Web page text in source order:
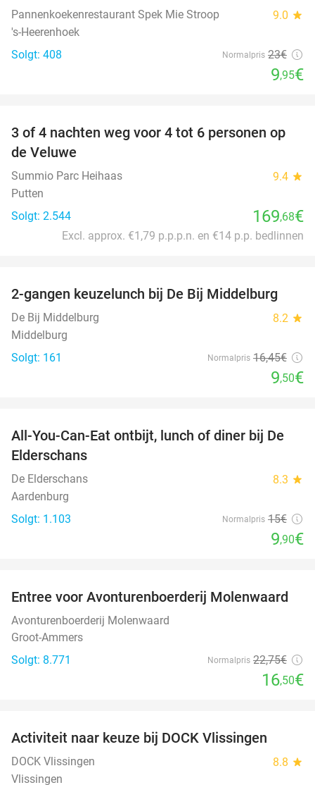
Pannenkoekenrestaurant Spek Mie Stroop 9.0 star
's-Heerenhoek
Solgt: 408
Normalpris 23€
9,95€
3 of 4 nachten weg voor 4 tot 6 personen op
de Veluwe
Summio Parc Heihaas 9.4 star
Putten
Solgt: 2.544
169,68€
Excl. approx. €1,79 p.p.p.n. en €14 p.p. bedlinnen
42%
2-gangen keuzelunch bij De Bij Middelburg
De Bij Middelburg 8.2 star
Middelburg
Solgt: 161
Normalpris 16,45€
9,50€
34%
All-You-Can-Eat ontbijt, lunch of diner bij De
Elderschans
De Elderschans 8.3 star
Aardenburg
Solgt: 1.103
Normalpris 15€
9,90€
27%
Entree voor Avonturenboerderij Molenwaard
Avonturenboerderij Molenwaard
Groot-Ammers
Solgt: 8.771
Normalpris 22,75€
16,50€
Activiteit naar keuze bij DOCK Vlissingen
DOCK Vlissingen 8.8 star
Vlissingen